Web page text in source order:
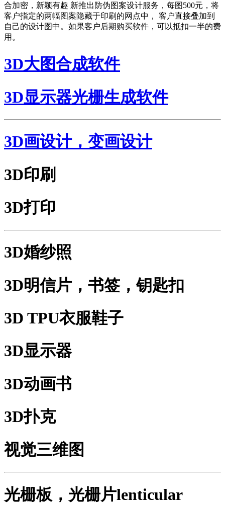
合加密，新颖有趣 新推出防伪图案设计服务，每图500元，将
客户指定的两幅图案隐藏于印刷的网点中， 客户直接叠加到
自己的设计图中。如果客户后期购买软件，可以抵扣一半的费
用。
3D大图合成软件
3D显示器光栅生成软件
3D画设计，变画设计
3D印刷
3D打印
3D婚纱照
3D明信片，书签，钥匙扣
3D TPU衣服鞋子
3D显示器
3D动画书
3D扑克
视觉三维图
光栅板，光栅片lenticular